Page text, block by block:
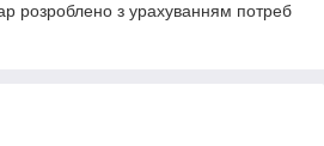
розроблено з урахуванням потреб